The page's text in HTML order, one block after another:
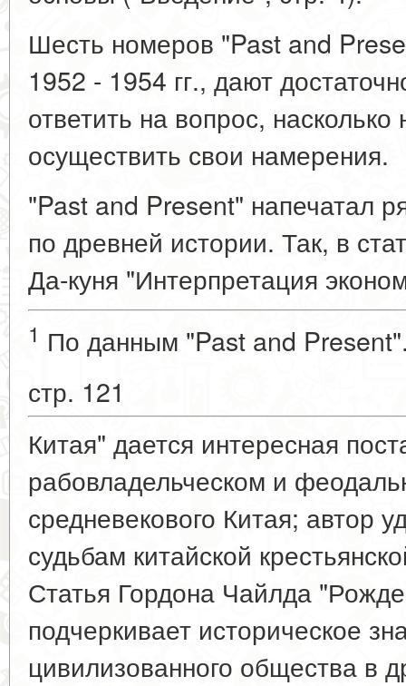
Шесть номеров "Past and
1952 - 1954 гг., дают
ответить на вопрос,
осуществить свои намерения.
"Past and Present" напечатал
по древней истории. Так, в
Да-куня "Интерпретация
1 По данным "Past and
стр. 121
Китая" дается интересная
рабовладельческом и
средневекового Китая; автор
судьбам китайской
Статья Гордона Чайлда
подчеркивает историческое
цивилизованного общества в